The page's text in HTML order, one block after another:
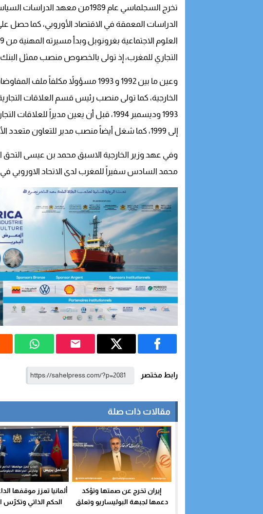
تخرج السجلماسي عام 1989من معهد
الدراسات المعمقة في الاقتصاد الأوروبي، كما حصل
التجاري للمغرب، إذ تولى بالخصوص منصب ممثل البنك في
وعين ما بين 1992 و 1993 مسؤولاً مكلفاً
الخارجية، كما تولى منصب رئيس قسم العلاقات التجارية
إلى 1999، كما شغل أيضاً منصب مدير للتعاون متعدد الأطراف سنتي 1999 و2000.
وفي عهد وزير الخارجية الاسبق محمد بن عيسى التحق
محمد السادس سفيراً للمغرب لدى الاتحاد الاوروبي
رابط مختصر
مقالات ذات صلة
إيران تخرج عن صمتها وتؤكد
دعمها لجبهة البوليساريو وتعلق
ألمانيا تعزز موقفها
الحكم الذاتي وتكرّس